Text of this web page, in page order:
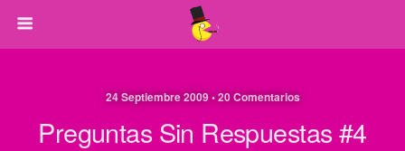
24 Septiembre 2009 • 20 Comentarios
Preguntas Sin Respuestas #4